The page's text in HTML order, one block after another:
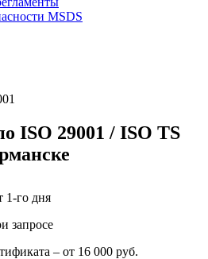
MSDS
ISO 29001 / ISO TS
1-го дня
запросе
– от 16 000 руб.